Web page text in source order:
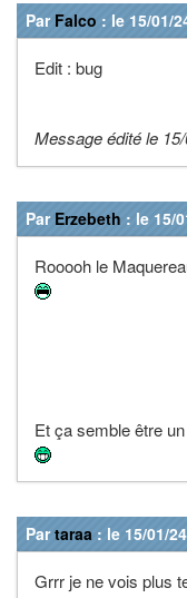
Par Falco : le 15/01/
Edit : bug
Message édité le
Par Erzebeth : le 15/
Rooooh le
Et ça semble être
Partaraa : le 15/01/
Grrr je ne vois plus